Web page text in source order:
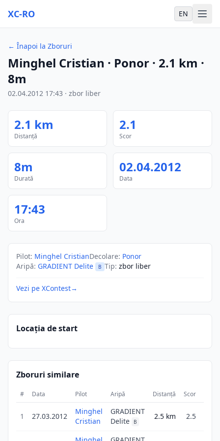
XC-RO EN
← Înapoi la Zboruri
Minghel Cristian · Ponor · 2.1 km ·
8m
02.04.2012 17:43 · zbor liber
2.1 km
Distanță
2.1
Scor
8m
Durată
02.04.2012
Data
17:43
Ora
Pilot: Minghel CristianDecolare: Ponor
Aripă: GRADIENT Delite B Tip: zbor liber
Vezi pe XContest→
Locația de start
Zboruri similare
# Data Pilot Aripă Distanță Scor
1 27.03.2012
Minghel
Cristian
GRADIENT
Delite
B
2.5 km 2.5